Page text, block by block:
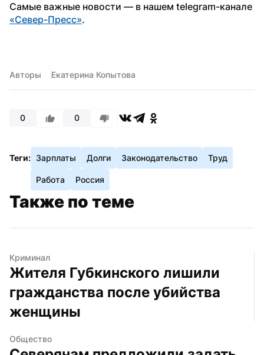
«Север-Пресс».
Авторы Екатерина Копытова
0 0
Теги: Зарплаты Долги Законодательство Труд
Работа Россия
Также по теме
Криминал
Жителя Губкинского лишили
гражданства после убийства
женщины
Общество